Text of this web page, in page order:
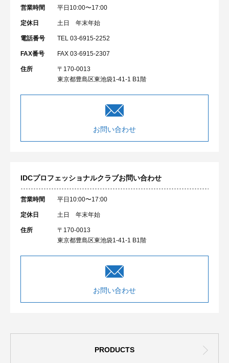
営業時間 平日10:00〜17:00
定休日 土日 年末年始
電話番号 TEL 03-6915-2252
FAX番号 FAX 03-6915-2307
住所
〒170-0013
東京都豊島区東池袋1-41-1 B1階
お問い合わせ
IDCプロフェッショナルクラブお問い合わせ
営業時間 平日10:00〜17:00
定休日 土日 年末年始
住所
〒170-0013
東京都豊島区東池袋1-41-1 B1階
お問い合わせ
PRODUCTS